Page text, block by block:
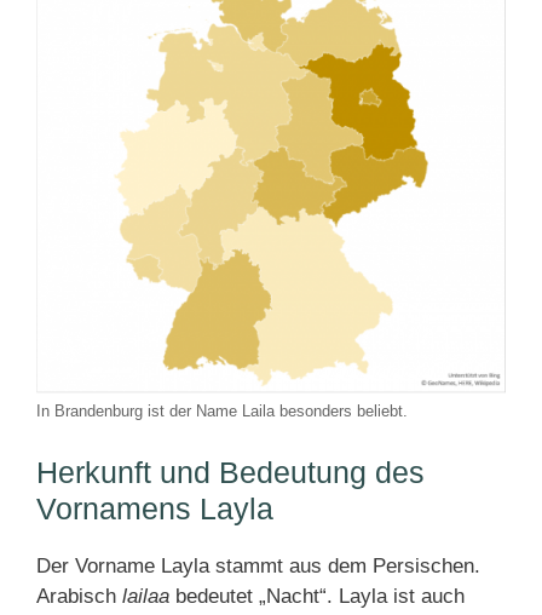
In Brandenburg ist der Name Laila besonders beliebt.
Herkunft und Bedeutung des
Vornamens Layla
Der Vorname Layla stammt aus dem Persischen.
Arabisch lailaa bedeutet „Nacht“. Layla ist auch